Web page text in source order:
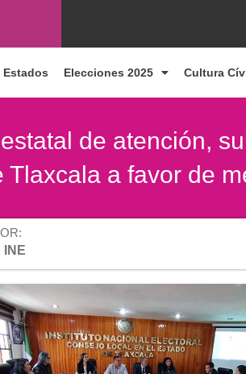
Estados Elecciones 2025 Cultura
de atención,
Tlaxcala a favor de
INE